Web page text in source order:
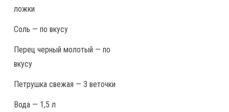
ложки
Соль — по вкусу
Перец черный молотый — по
вкусу
Петрушка свежая — 3 веточки
Вода — 1,5 л